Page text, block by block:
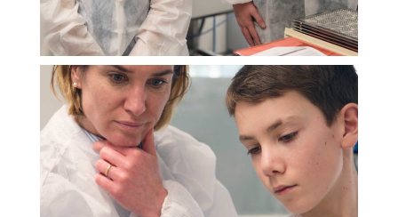
ESSENTIELS UNIQUEMENT
SAUVEGARDER